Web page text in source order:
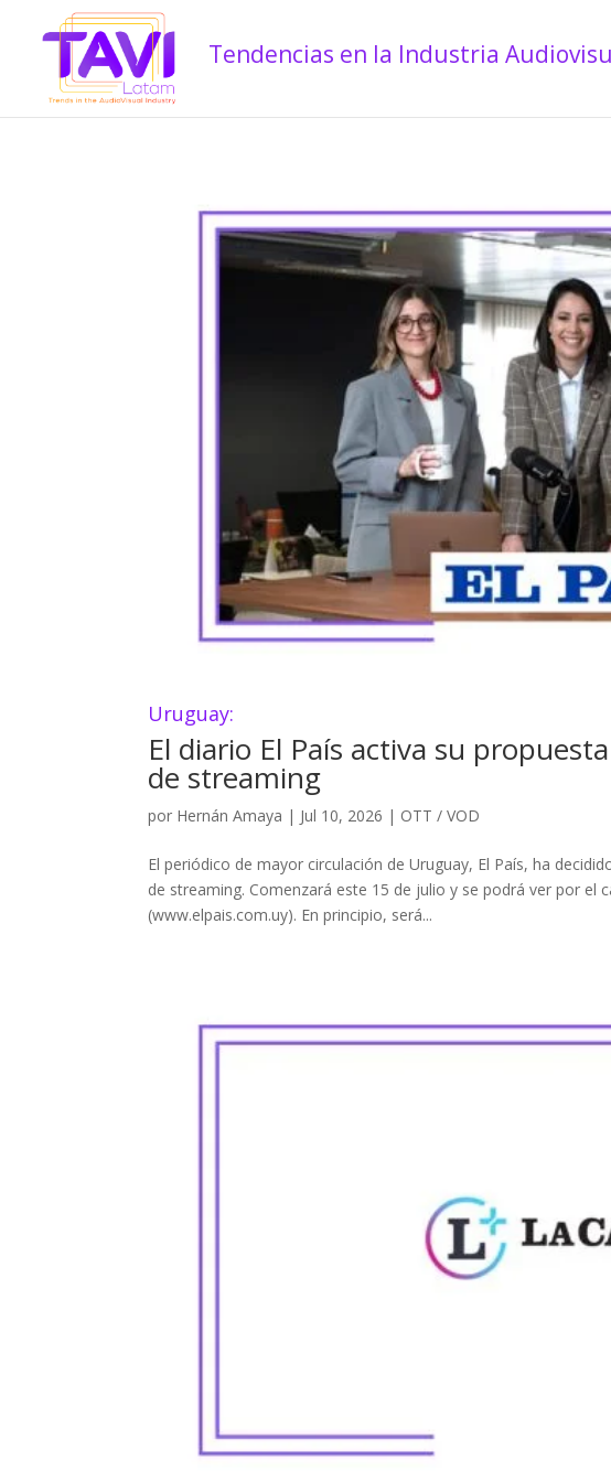
Uruguay:
El diario El País activa su
de streaming
por Hernán Amaya | Jul 10, 2026 | OTT / VOD
El periódico de mayor circulación de Uruguay, El País, ha
de streaming. Comenzará este 15 de julio y se podrá ver por el
(www.elpais.com.uy). En principio, será...